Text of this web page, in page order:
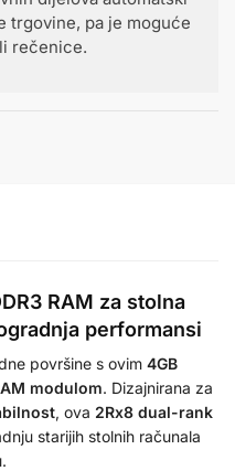
trgovine, pa je moguće
rečenice.
RAM za stolna
performansi
površine s ovim 4GB
modulom. Dizajnirana za
, ova 2Rx8 dual-rank
starijih stolnih računala